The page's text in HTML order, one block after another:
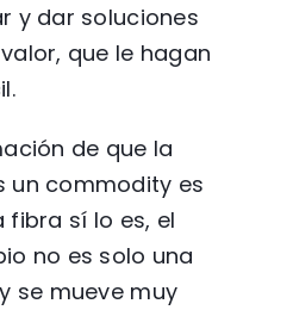
y dar soluciones
que le hagan
de que la
un commodity es
fibra sí lo es, el
no es solo una
se mueve muy